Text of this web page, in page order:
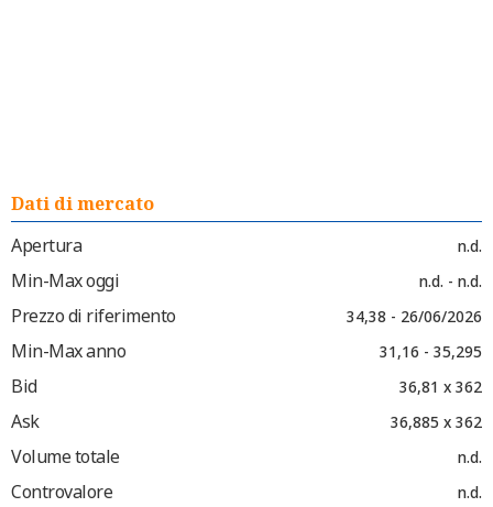
Dati di mercato
Apertura
n.d.
Min-Max oggi n.d. - n.d.
Prezzo di riferimento 34,38 - 26/06/2026
Min-Max anno 31,16 - 35,295
Bid 36,81 x 362
Ask 36,885 x 362
Volume totale n.d.
Controvalore n.d.